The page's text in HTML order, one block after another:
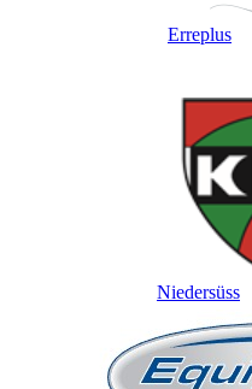
Erreplus
Niedersüss